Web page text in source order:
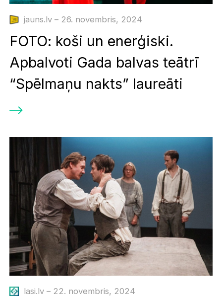
jauns.lv – 26. novembris, 2024
FOTO: koši un enerģiski.
Apbalvoti Gada balvas teātrī
“Spēlmaņu nakts” laureāti
lasi.lv – 22. novembris, 2024